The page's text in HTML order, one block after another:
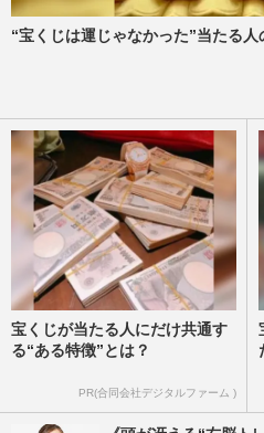
“宝くじは運じゃなかった”当たる
宝くじが当たる人にだけ共通す
る“ある特徴”とは？
PR(合同会社デジタルファーム )